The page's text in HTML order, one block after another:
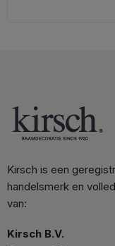
Kirsch is een
handelsmerk en
van:
Kirsch B.V.